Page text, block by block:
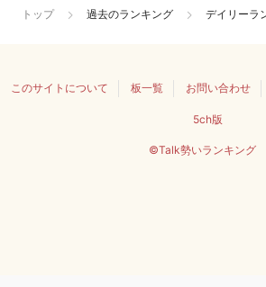
トップ 過去のランキング デイリーラ
このサイトについて 板一覧 お問い合わせ
5ch版
©Talk勢いランキング